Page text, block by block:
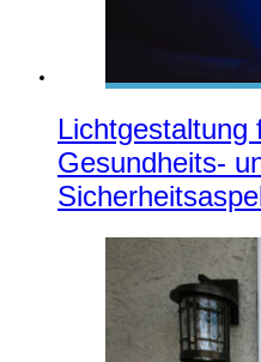
Lichtgestaltung
Gesundheits-